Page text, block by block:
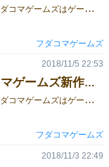
お
世話になっております！ フダコマゲームズはゲームマーケット2018秋に出展します。 今回は準新作「くだサル」についてご連絡です。 「くだサル」は、ホビージャパン様から製品化が決定しているため、販売は今回の在庫限りとなります！ →僅かながら在庫が残りましたので、ホームページ上にて販売予定です。 今回購入いただいた方には、ルール追補版を添えさせていただきます。 既に購入いただいた方は、お手数ですが以下をダウンロードしてください。 くだサル ルール追補版 今回の追補版に際し、ご意見いただいた皆様、ありがとうございます。 どうぞよろしくお願いいたします。
フダコマゲームズ
11/25(日)F-49 フダコマゲームズ新作予約開始します！
お
世話になっております！ フダコマゲームズはゲームマーケット2018秋に出展します。 新作「クーペレイション」の取り置き予約受付をはじめました！ 予約フォームはこちらになります 価格は、1,500円(税込み：ゲムマ特別価格)です。 お渡しは、ゲームマーケット秋 11/25(日) 15時までとなります。 (15時以降は一般販売に回させていただきます) お受け取り場所は、F-49 フダコマゲームズブースにて。 クーペレイションの簡単な紹介とルールはこちらをご確認ください どうぞよろしくお願いいたします。
2018/11/5 22:53
フダコマゲームズ
2018/11/3 22:49